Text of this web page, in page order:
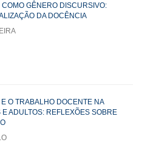
GÊNERO DISCURSIVO:
DA DOCÊNCIA
O TRABALHO DOCENTE NA
ADULTOS: REFLEXÕES SOBRE